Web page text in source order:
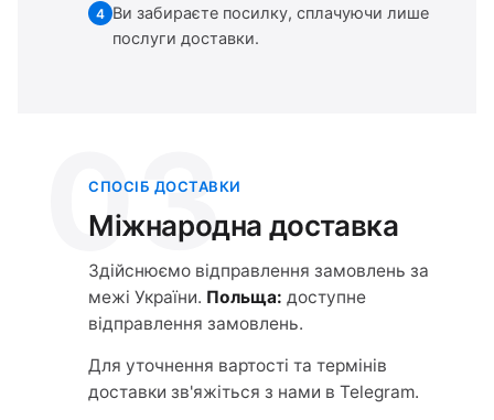
4 Ви забираєте посилку, сплачуючи лише
послуги доставки.
03
СПОСІБ ДОСТАВКИ
Міжнародна доставка
Здійснюємо відправлення замовлень за
межі України. Польща: доступне
відправлення замовлень.
Для уточнення вартості та термінів
доставки зв'яжіться з нами в Telegram.